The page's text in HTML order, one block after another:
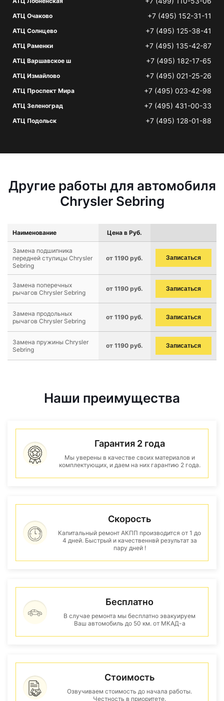
АТЦ Очаково +7 (495) 152-31-11
АТЦ Солнцево +7 (495) 125-38-41
АТЦ Раменки +7 (495) 135-42-87
АТЦ Варшавское ш +7 (495) 182-17-65
АТЦ Измайлово +7 (495) 021-25-26
АТЦ Проспект Мира +7 (495) 023-42-98
АТЦ Зеленоград +7 (495) 431-00-33
АТЦ Подольск +7 (495) 128-01-88
Другие работы для автомобиля
Chrysler Sebring
Наименование Цена в Руб.
Замена подшипника
передней ступицы Chrysler
Sebring
от 1190 руб. Записаться
Замена поперечных
рычагов Chrysler Sebring
от 1190 руб. Записаться
Замена продольных
рычагов Chrysler Sebring
от 1190 руб. Записаться
Замена пружины Chrysler
Sebring
от 1190 руб. Записаться
Наши преимущества
Гарантия 2 года
Мы уверены в качестве своих материалов и
комплектующих, и даем на них гарантию 2 года.
Скорость
Капитальный ремонт АКПП производится от 1 до
4 дней. Быстрый и качественнвй результат за
пару дней !
Бесплатно
В случае ремонта мы бесплатно эвакуируем
Ваш автомобиль до 50 км. от МКАД-а
Стоимость
Озвучиваем стоимость до начала работы.
Честность в приоритете.